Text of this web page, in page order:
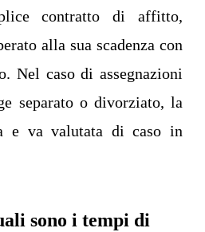
contratto di affitto,
alla sua scadenza con
Nel caso di assegnazioni
separato o divorziato, la
e va valutata di caso in
sono i tempi di